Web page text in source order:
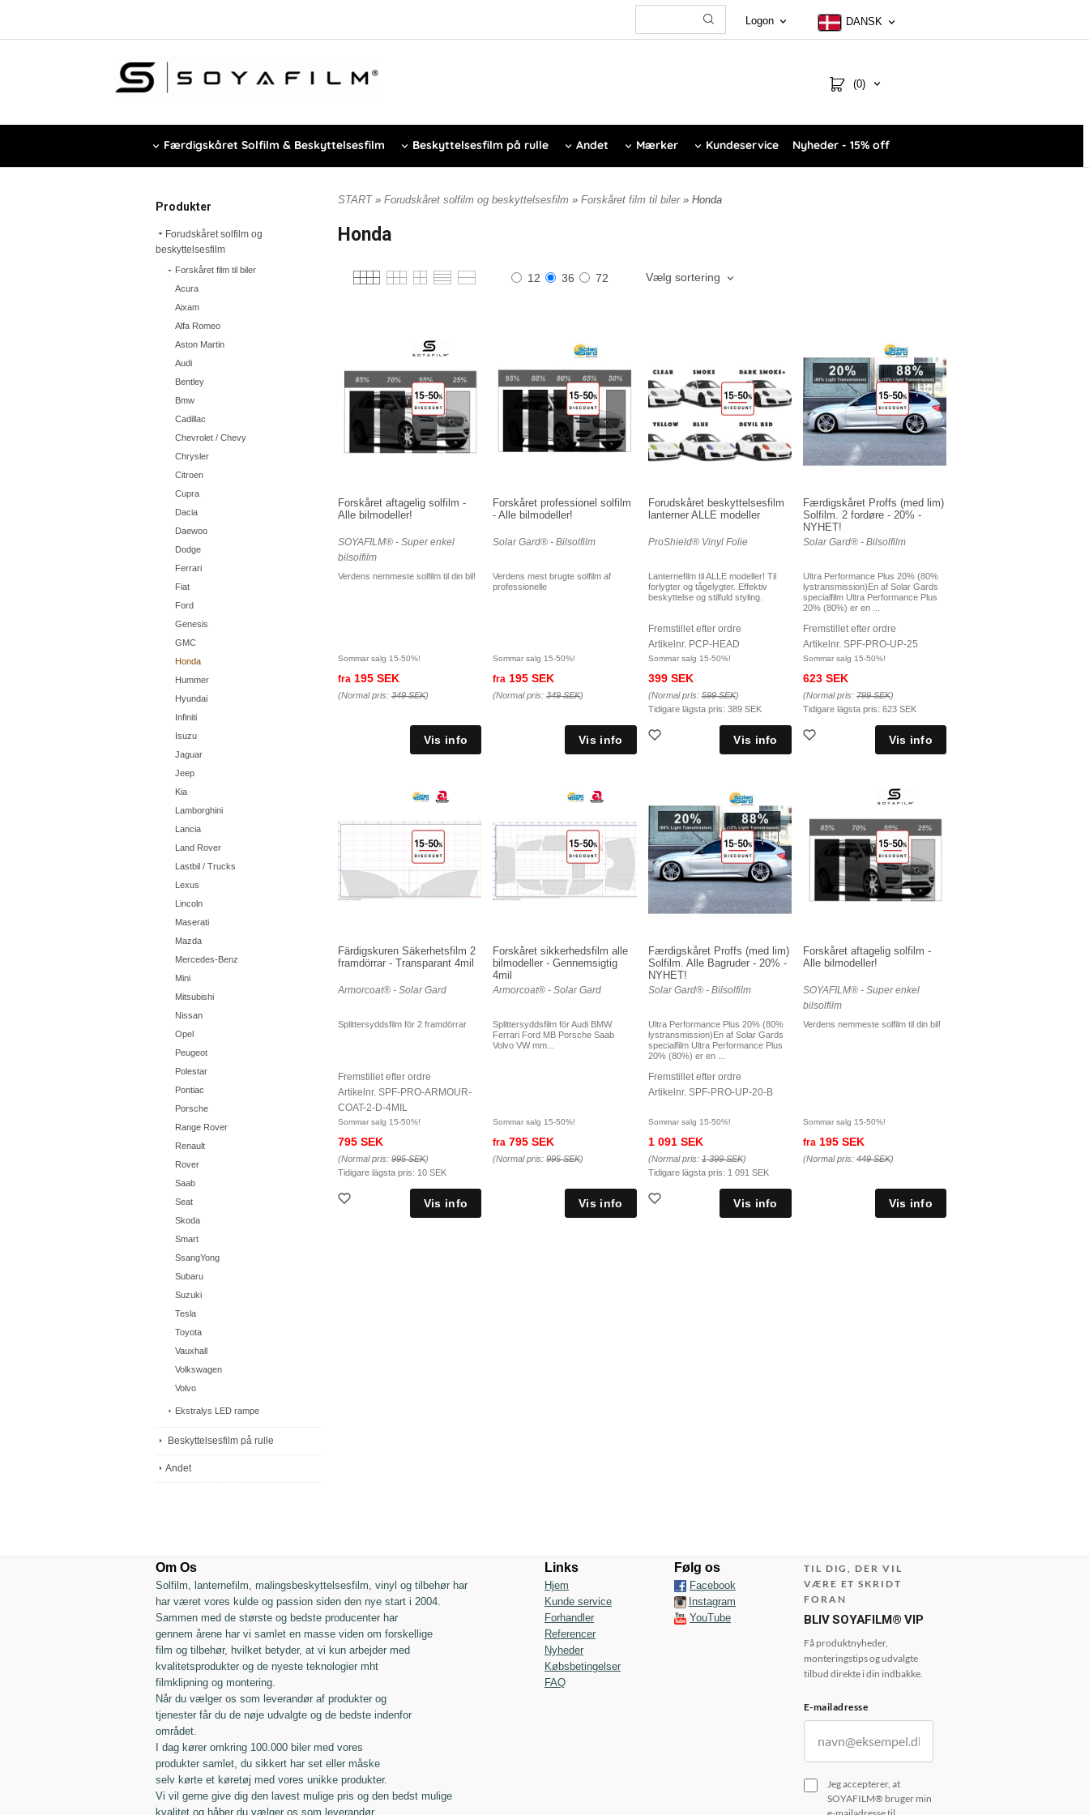
Logon DANSK
(0)
Færdigskåret Solfilm & Beskyttelsesfilm Beskyttelsesfilm på rulle Andet Mærker Kundeservice Nyheder - 15% off
Produkter
Forudskåret solfilm og
beskyttelsesfilm
Forskåret film til biler
Acura
Aixam
Alfa Romeo
Aston Martin
Audi
Bentley
Bmw
Cadillac
Chevrolet / Chevy
Chrysler
Citroen
Cupra
Dacia
Daewoo
Dodge
Ferrari
Fiat
Ford
Genesis
GMC
Honda
Hummer
Hyundai
Infiniti
Isuzu
Jaguar
Jeep
Kia
Lamborghini
Lancia
Land Rover
Lastbil / Trucks
Lexus
Lincoln
Maserati
Mazda
Mercedes-Benz
Mini
Mitsubishi
Nissan
Opel
Peugeot
Polestar
Pontiac
Porsche
Range Rover
Renault
Rover
Saab
Seat
Skoda
Smart
SsangYong
Subaru
Suzuki
Tesla
Toyota
Vauxhall
Volkswagen
Volvo
Ekstralys LED rampe
Beskyttelsesfilm på rulle
Andet
START» Forudskåret solfilm og beskyttelsesfilm » Forskåret film til biler » Honda
Honda
12 36 72 Vælg sortering
Forskåret aftagelig solfilm -
Alle bilmodeller!
SOYAFILM® - Super enkel
bilsolfilm
Verdens nemmeste solfilm til din bil!
Sommar salg 15-50%!
fra 195 SEK
(Normal pris: 349 SEK)
Forskåret professionel solfilm
- Alle bilmodeller!
Solar Gard® - Bilsolfilm
Verdens mest brugte solfilm af
professionelle
Sommar salg 15-50%!
fra 195 SEK
(Normal pris:349 SEK)
Forudskåret beskyttelsesfilm
lanterner ALLE modeller
ProShield® Vinyl Folie
Lanternefilm til ALLE modeller! Til
forlygter og tågelygter. Effektiv
beskyttelse og stilfuld styling.
Fremstillet efter ordre
Artikelnr. PCP-HEAD
Sommar salg 15-50%!
399 SEK
(Normal pris:599 SEK)
Tidigare lägsta pris: 389 SEK
Færdigskåret Proffs (med lim)
Solfilm. 2 fordøre - 20% -
NYHET!
Solar Gard® - Bilsolfilm
Ultra Performance Plus 20% (80%
lystransmission)En af Solar Gards
specialfilm Ultra Performance Plus
20% (80%) er en ...
Fremstillet efter ordre
Artikelnr. SPF-PRO-UP-25
Sommar salg 15-50%!
623 SEK
(Normal pris:799 SEK)
Tidigare lägsta pris: 623 SEK
Färdigskuren Säkerhetsfilm 2
framdörrar - Transparant 4mil
Armorcoat® - Solar Gard
Splittersyddsfilm för 2 framdörrar
Fremstillet efter ordre
Artikelnr. SPF-PRO-ARMOUR-
COAT-2-D-4MIL
Sommar salg 15-50%!
795 SEK
(Normal pris: 995 SEK)
Tidigare lägsta pris: 10 SEK
Forskåret sikkerhedsfilm alle
bilmodeller - Gennemsigtig
4mil
Armorcoat® - Solar Gard
Splittersyddsfilm för Audi BMW
Ferrari Ford MB Porsche Saab
Volvo VW mm...
Sommar salg 15-50%!
fra 795 SEK
(Normal pris:995 SEK)
Færdigskåret Proffs (med lim)
Solfilm. Alle Bagruder - 20% -
NYHET!
Solar Gard® - Bilsolfilm
Ultra Performance Plus 20% (80%
lystransmission)En af Solar Gards
specialfilm Ultra Performance Plus
20% (80%) er en ...
Fremstillet efter ordre
Artikelnr. SPF-PRO-UP-20-B
Sommar salg 15-50%!
1 091 SEK
(Normal pris:1 399 SEK)
Tidigare lägsta pris: 1 091 SEK
Forskåret aftagelig solfilm -
Alle bilmodeller!
SOYAFILM® - Super enkel
bilsolfilm
Verdens nemmeste solfilm til din bil!
Sommar salg 15-50%!
fra 195 SEK
(Normal pris:449 SEK)
Om Os
Solfilm, lanternefilm, malingsbeskyttelsesfilm, vinyl og tilbehør har
har været vores kulde og passion siden den nye start i 2004.
Sammen med de største og bedste producenter har
gennem årene har vi samlet en masse viden om forskellige
film og tilbehør, hvilket betyder, at vi kun arbejder med
kvalitetsprodukter og de nyeste teknologier mht
filmklipning og montering.
Når du vælger os som leverandør af produkter og
tjenester får du de nøje udvalgte og de bedste indenfor
området.
I dag kører omkring 100.000 biler med vores
produkter samlet, du sikkert har set eller måske
selv kørte et køretøj med vores unikke produkter.
Vi vil gerne give dig den lavest mulige pris og den bedst mulige
kvalitet og håber du vælger os som leverandør.
Links
Hjem
Kunde service
Forhandler
Referencer
Nyheder
Købsbetingelser
FAQ
Følg os
Facebook
Instagram
YouTube
TIL DIG, DER VIL
VÆRE ET SKRIDT
FORAN
BLIV SOYAFILM® VIP
Få produktnyheder,
monteringstips og udvalgte
tilbud direkte i din indbakke.
E-mailadresse
Jeg accepterer, at
SOYAFILM® bruger min